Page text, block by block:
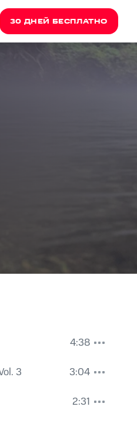
30 ДНЕЙ БЕСПЛАТНО
4:38
3
3:04
2:31